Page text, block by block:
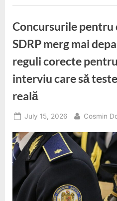
Legii
de
penitenciare
vor
pierde
suma
tranzitorie
la
Concursurile
SDRP merg mai
reguli corecte
interviu care să
reală
Posted
July 15, 2026 By
Cosmin